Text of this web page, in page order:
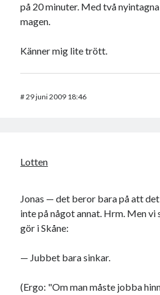
på 20 minuter. Med två
magen.
Känner mig lite trött.
#29 juni 2009 18:46
Lotten
Jonas — det beror bara på att
inte på något annat. Hrm. Men vi
gör i Skåne:
— Jubbet bara sinkar.
(Ergo: "Om man måste jobba